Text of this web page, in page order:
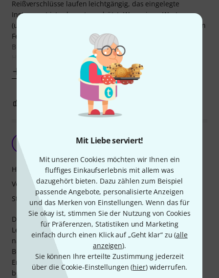
Mit Liebe serviert!
Mit unseren Cookies möchten wir Ihnen ein
fluffiges Einkaufserlebnis mit allem was
dazugehört bieten. Dazu zählen zum Beispiel
passende Angebote, personalisierte Anzeigen
und das Merken von Einstellungen. Wenn das für
Sie okay ist, stimmen Sie der Nutzung von Cookies
für Präferenzen, Statistiken und Marketing
einfach durch einen Klick auf „Geht klar“ zu (alle
anzeigen).
Sie können Ihre erteilte Zustimmung jederzeit
über die Cookie-Einstellungen (hier) widerrufen.
Reißverschlüsse laufen leichtgängig, das eingelegte
Instrument ist sehr gut geschützt. Was seinen Wert
(unnötiger Weise) deutlich mindert sind die zwei drehbaren
Feststeller für zwei mögliche Bogen. Sie berühren die
Bogenstange und die Bogenhaare gleichermaßen. Beim
Herausnehmen des Bogens besteht die Gefahr, dass
BEWERTUNG MELDEN
K
Dieses Case ist ok. Die Geige kann man am Hals sichern .
Leider muss man die Halter für den Bogen etwas
nachschleifen, denn ansonsten bleiben sofort die
Bogenhaare hängen und reissen aus. Für einen
Erwachsenen sind die Rucksack Tragegurte etwas knapp
bemessen. Aber für diesen Preis ok.
Handling
Verarbeitung
Stabilität